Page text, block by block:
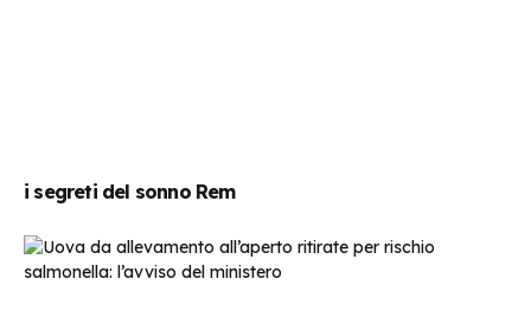
i segreti del sonno Rem